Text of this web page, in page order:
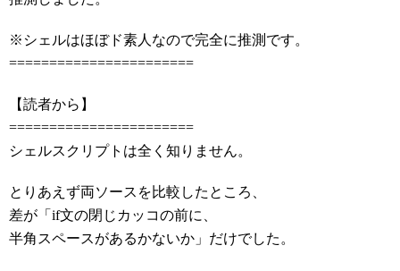
※シェルはほぼド素人なので完全に推測です。
=======================
【読者から】
=======================
シェルスクリプトは全く知りません。
とりあえず両ソースを比較したところ、
差が「if文の閉じカッコの前に、
半角スペースがあるかないか」だけでした。